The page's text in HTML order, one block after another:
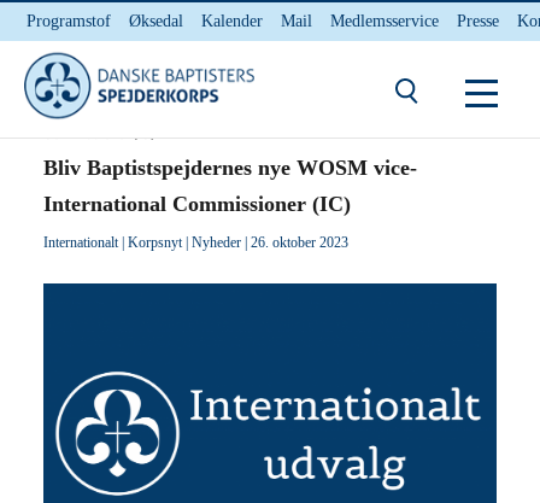
Programstof Øksedal Kalender Mail Medlemsservice Presse
INTERNnet
Du er her:
Bliv Baptistspejdernes nye WOSM vice-
International Commissioner (IC)
Internationalt| Korpsnyt| Nyheder| 26. oktober 2023